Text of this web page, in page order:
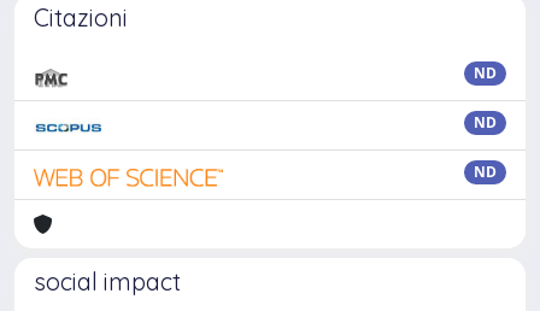
Citazioni
ND
ND
ND
social impact